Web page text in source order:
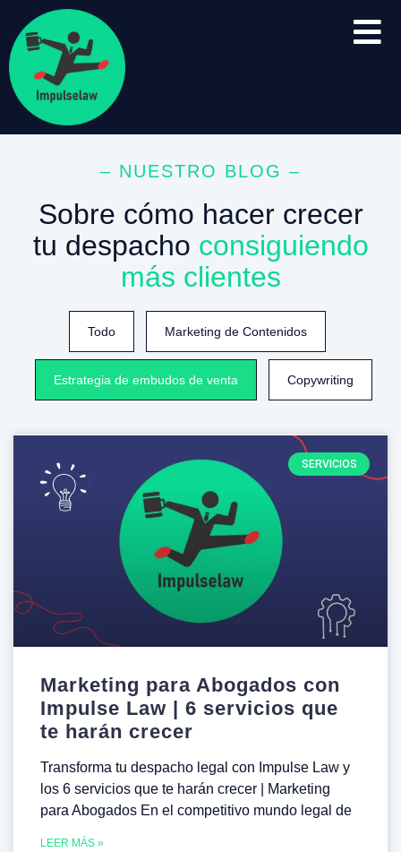
– NUESTRO BLOG –
Sobre cómo hacer crecer
tu despacho consiguiendo
más clientes
Todo Marketing de Contenidos
Estrategia de embudos de venta Copywriting
SERVICIOS
Marketing para Abogados con
Impulse Law | 6 servicios que
te harán crecer
Transforma tu despacho legal con Impulse Law y
los 6 servicios que te harán crecer | Marketing
para Abogados En el competitivo mundo legal de
LEER MÁS »